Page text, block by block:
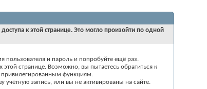
к этой странице. Это могло произойти по одной
пользователя и пароль и попробуйте ещё раз.
этой странице. Возможно, вы пытаетесь обратиться к
функциям.
запись, или вы не активированы на сайте.